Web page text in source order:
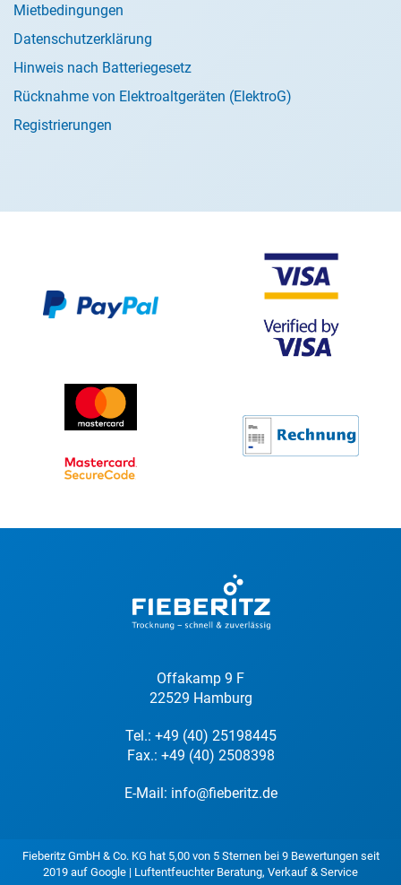
Mietbedingungen
Datenschutzerklärung
Hinweis nach Batteriegesetz
Rücknahme von Elektroaltgeräten (ElektroG)
Registrierungen
Offakamp 9 F
22529 Hamburg
Tel.: +49 (40) 25198445
Fax.: +49 (40) 2508398
E-Mail: info@fieberitz.de
Fieberitz GmbH & Co. KG hat 5,00von 5Sternen bei 9Bewertungen seit
2019 auf Google | Luftentfeuchter Beratung, Verkauf & Service